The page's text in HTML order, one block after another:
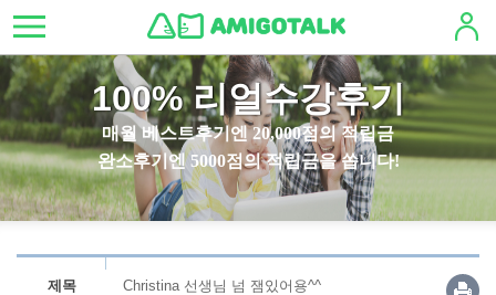
100% 리얼수강후기
매월 베스트후기엔 20,000점의 적립금
완소후기엔 5000점의 적립금을 쏩니다!
제목 Christina 선생님 넘 잼있어용^^